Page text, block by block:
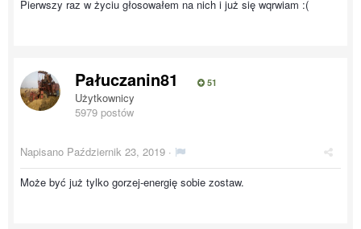
Pierwszy raz w życiu głosowałem na nich i już się wqrwiam :(
Pałuczanin81 51
Użytkownicy
5979 postów
Napisano Październik 23, 2019 ·
Może być już tylko gorzej-energię sobie zostaw.